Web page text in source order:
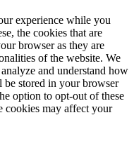
experience while you
the cookies that are
browser as they are
of the website. We
and understand how
be stored in your browser
option to opt-out of these
cookies may affect your